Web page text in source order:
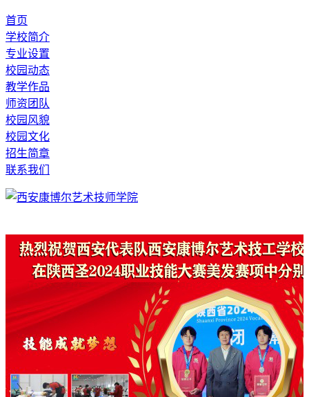
首页
学校简介
专业设置
校园动态
教学作品
师资团队
校园风貌
校园文化
招生简章
联系我们